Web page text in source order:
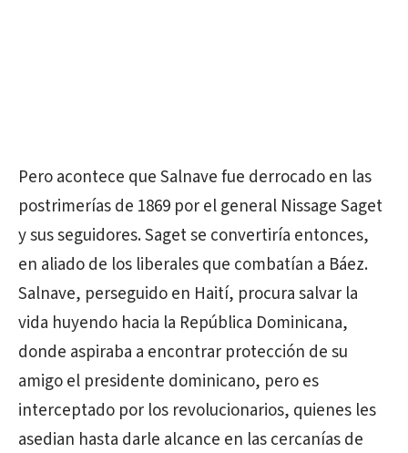
Pero acontece que Salnave fue derrocado en las
postrimerías de 1869 por el general Nissage Saget
y sus seguidores. Saget se convertiría entonces,
en aliado de los liberales que combatían a Báez.
Salnave, perseguido en Haití, procura salvar la
vida huyendo hacia la República Dominicana,
donde aspiraba a encontrar protección de su
amigo el presidente dominicano, pero es
interceptado por los revolucionarios, quienes les
asedian hasta darle alcance en las cercanías de